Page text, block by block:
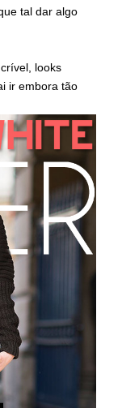
tal dar algo
looks
ir embora tão